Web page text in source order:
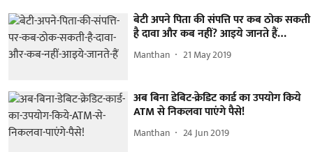
बेटी अपने पिता की संपत्ति पर कब ठोक सकती
है दावा और कब नहीं? आइये जानते हैं…
Manthan 21 May 2019
अब बिना डेबिट-क्रेडिट कार्ड का उपयोग किये
ATM से निकलवा पाएंगे पैसे!
Manthan 24 Jun 2019